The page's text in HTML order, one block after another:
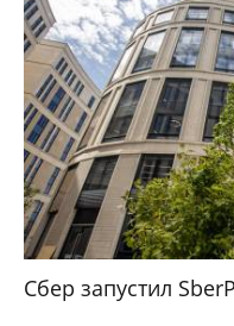
Сбер запустил